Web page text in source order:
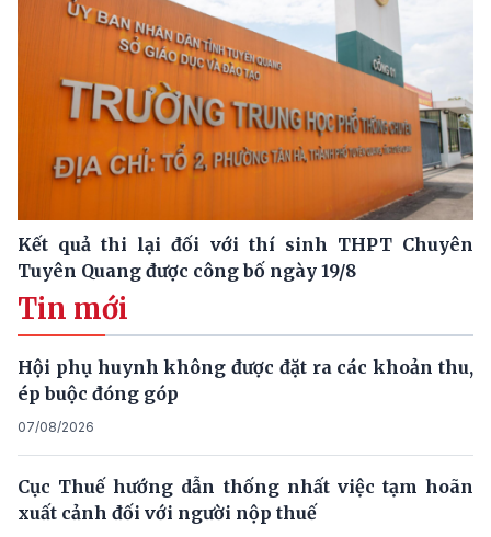
Kết quả thi lại đối với thí sinh THPT Chuyên
Tuyên Quang được công bố ngày 19/8
Tin mới
Hội phụ huynh không được đặt ra các khoản thu,
ép buộc đóng góp
07/08/2026
Cục Thuế hướng dẫn thống nhất việc tạm hoãn
xuất cảnh đối với người nộp thuế